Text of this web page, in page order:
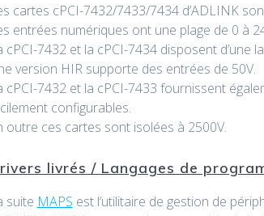
cartes cPCI-7432/7433/7434 d’ADLINK
entrées numériques ont une plage de 0 à
cPCI-7432 et la cPCI-7434 disposent d’une
version HIR supporte des entrées de 50V.
cPCI-7432 et la cPCI-7433 fournissent
configurables.
outre ces cartes sont isolées à 2500V.
livrés / Langages de
suite MAPS est l’utilitaire de gestion de